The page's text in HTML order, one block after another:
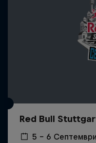
Red Bull
5 – 6